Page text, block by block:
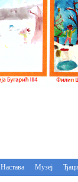
Настава Музеј Ђаци